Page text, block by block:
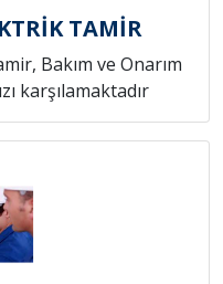
TAMİR
Bakım ve Onarım
karşılamaktadır